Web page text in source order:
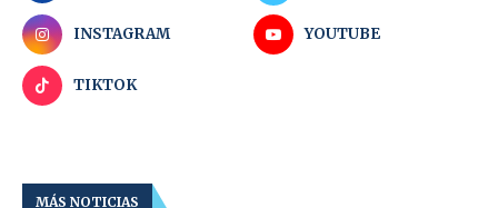
INSTAGRAM YOUTUBE
TIKTOK
MÁS NOTICIAS